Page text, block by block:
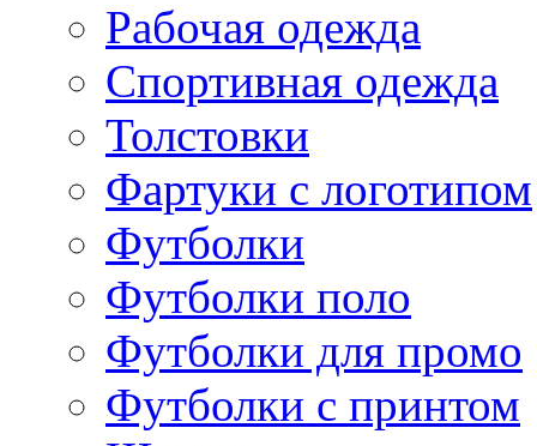
Рабочая одежда
Спортивная одежда
Толстовки
Фартуки с логотипом
Футболки
Футболки поло
Футболки для промо
Футболки с принтом